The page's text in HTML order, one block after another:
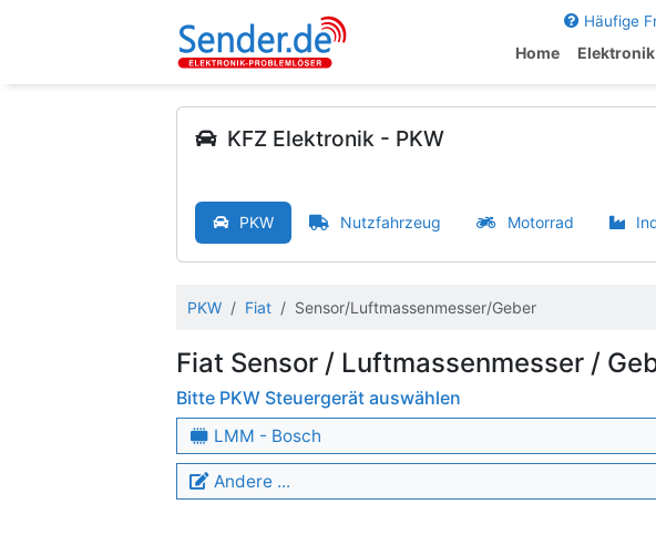
Häufige
Home Elektronik
KFZ Elektronik - PKW
PKW Nutzfahrzeug Motorrad
PKW Fiat Sensor/Luftmassenmesser/Geber
Fiat Sensor / Luftmassenmesser /
Bitte PKW Steuergerät auswählen
LMM - Bosch
Andere ...